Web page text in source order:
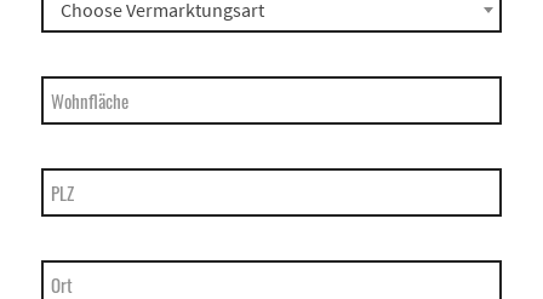
Choose Vermarktungsart
Wohnfläche
PLZ
Ort